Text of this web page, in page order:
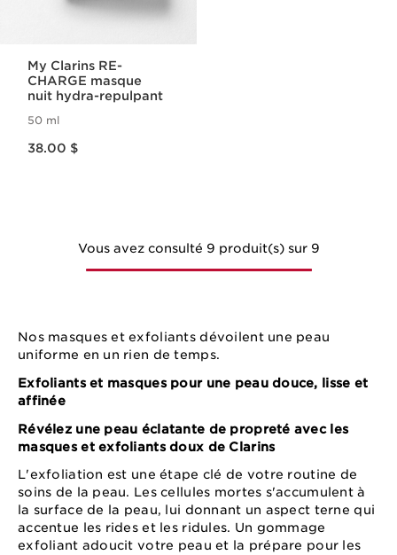
My Clarins RE-
CHARGE masque
nuit hydra-repulpant
50 ml
38.00 $
Vous avez consulté 9 produit(s) sur 9
Nos masques et exfoliants dévoilent une peau
uniforme en un rien de temps.
Exfoliants et masques pour une peau douce, lisse et
affinée
Révélez une peau éclatante de propreté avec les
masques et exfoliants doux de Clarins
L'exfoliation est une étape clé de votre routine de
soins de la peau. Les cellules mortes s'accumulent à
la surface de la peau, lui donnant un aspect terne qui
accentue les rides et les ridules. Un gommage
exfoliant adoucit votre peau et la prépare pour les